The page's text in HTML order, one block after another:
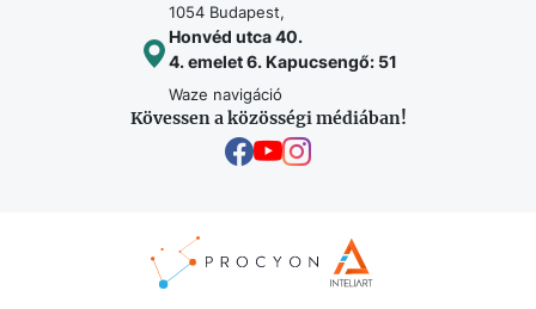
1054 Budapest,
Honvéd utca 40.
4. emelet 6. Kapucsengő: 51
Waze navigáció
Kövessen a közösségi médiában!